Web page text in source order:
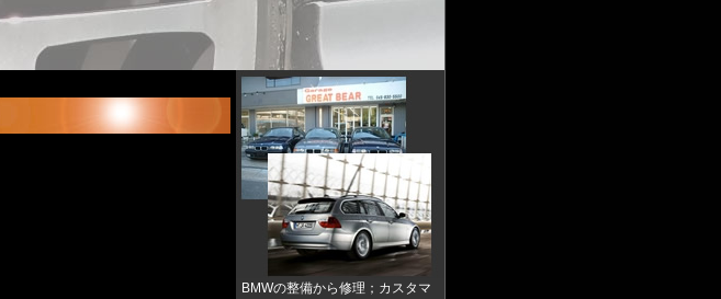
BMWの整備から修理；カスタマ